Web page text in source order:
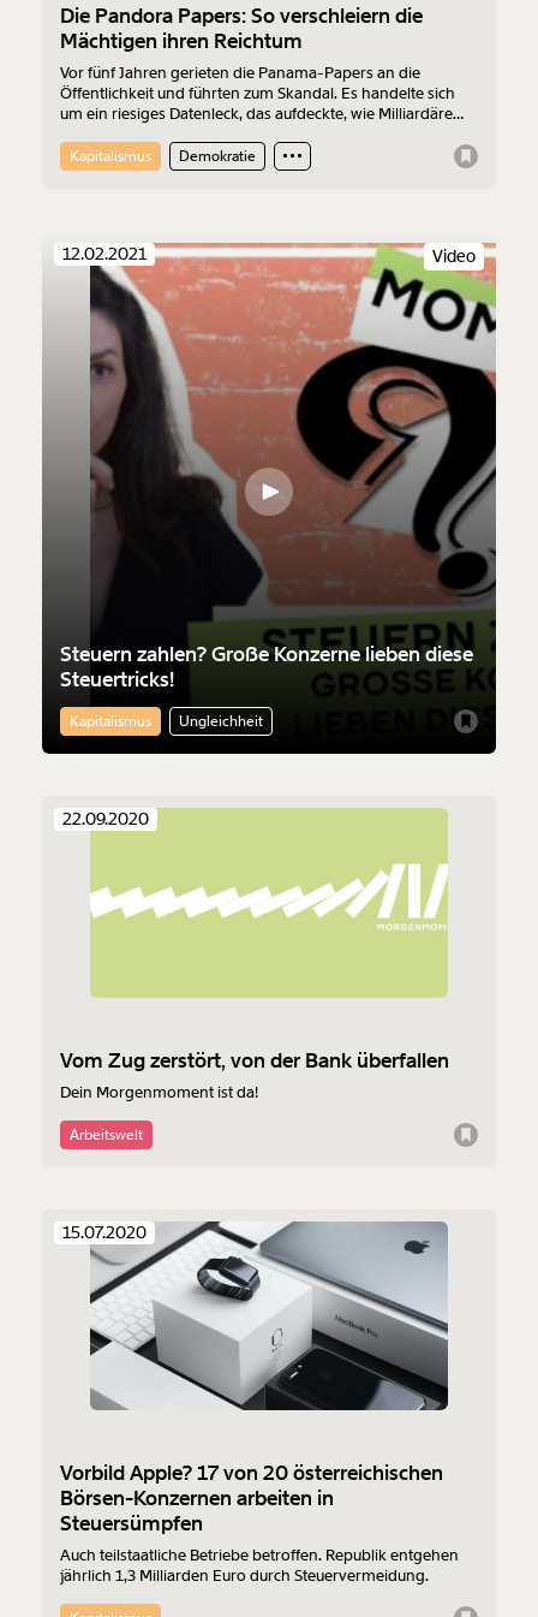
Die Pandora Papers: So verschleiern die
Mächtigen ihren Reichtum
Vor fünf Jahren gerieten die Panama-Papers an die
Öffentlichkeit und führten zum Skandal. Es handelte sich
um ein riesiges Datenleck, das aufdeckte, wie Milliardäre
bunkerten. Jetzt gibt es mit den Pandora-Papers einen
noch umfangreicheren Nachfolger. Wir erklären dir, was du
Kapitalismus Demokratie
Video
12.02.2021
Steuern zahlen? Große Konzerne lieben diese
Steuertricks!
Kapitalismus Ungleichheit
22.09.2020
Vom Zug zerstört, von der Bank überfallen
Dein Morgenmoment ist da!
Arbeitswelt
15.07.2020
Vorbild Apple? 17 von 20 österreichischen
Börsen-Konzernen arbeiten in
Steuersümpfen
Auch teilstaatliche Betriebe betroffen. Republik entgehen
jährlich 1,3 Milliarden Euro durch Steuervermeidung.